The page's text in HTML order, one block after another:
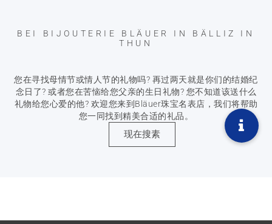
BEI BIJOUTERIE BLÄUER IN BÄLLIZ IN
THUN
您在寻找母情节或情人节的礼物吗? 再过两天就是你们的结婚纪
念日了? 或者您在苦恼给您父亲的生日礼物? 您不知道该送什么
礼物给您心爱的他? 欢迎您来到Bläuer珠宝名表店，我们将帮助
您一同找到精美合适的礼品。
现在搜素